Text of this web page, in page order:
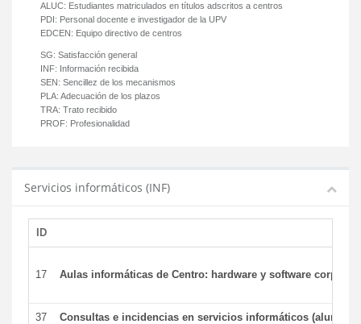
ALUC: Estudiantes matriculados en títulos adscritos a centros
PDI: Personal docente e investigador de la UPV
EDCEN: Equipo directivo de centros
SG: Satisfacción general
INF: Información recibida
SEN: Sencillez de los mecanismos
PLA: Adecuación de los plazos
TRA: Trato recibido
PROF: Profesionalidad
Servicios informáticos (INF)
ID
17 Aulas informáticas de Centro: hardware y software
37 Consultas e incidencias en servicios informáticos (alumnos)